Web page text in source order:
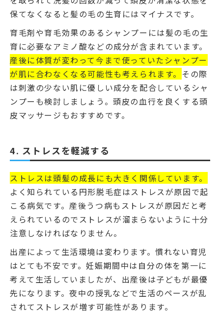
保てなくなると髪の毛の生育にはマイナスです。
育毛剤や育毛効果のあるシャンプーには髪の毛の生
育に必要なアミノ酸などの成分が含まれています。
産後に体質が変わって今まで使っていたシャンプー
が肌に合わなくなる可能性も考えられます。 その際
は刺激の少ない肌に優しい成分を配合しているシャ
ンプーも検討しましょう。頭皮の血行を良くする頭
皮マッサージもおすすめです。
4. ストレスを軽減する
ストレスは頭髪の成長にも大きく関係しています。
よく知られている円形脱毛症はストレスが原因で起
こる病気です。産後うつ病もストレスが原因だと考
えられているのでストレスが溜まらないように十分
注意しなければなりません。
出産によって生活環境は変わります。慣れない育児
はとても不安です。妊娠期間中は自分の体を第一に
考えて生活していましたが、出産後は子どもが最優
先になります。夜中の授乳などで生活のペースが乱
されてストレスが増す可能性があります。